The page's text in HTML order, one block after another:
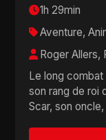
1h 29min
Aventure,
Roger Allers,
Le long combat
son rang de roi
Scar, son